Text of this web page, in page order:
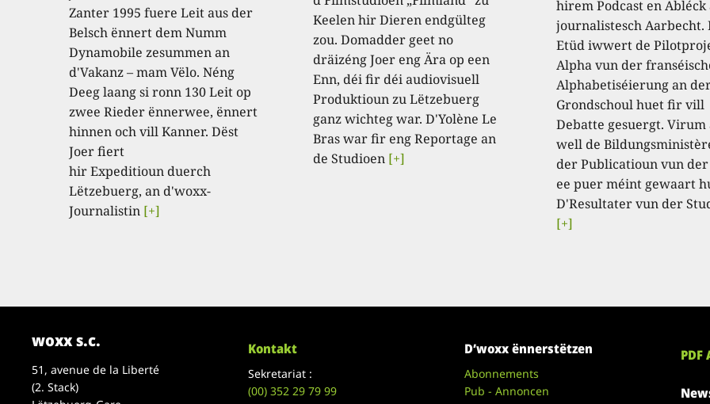
Zanter 1995 fuere Leit aus der
Belsch ënnert dem Numm
Dynamobile zesummen an
d'Vakanz – mam Vëlo. Néng
Deeg laang si ronn 130 Leit op
zwee Rieder ënnerwee, ënnert
hinnen och vill Kanner. Dëst
Joer fiert
hir Expeditioun duerch
Lëtzebuerg, an d'woxx-
Journalistin [+]
Keelen hir Dieren endgülteg
zou. Domadder geet no
dräizéng Joer eng Ära op een
Enn, déi fir déi audiovisuell
Produktioun zu Lëtzebuerg
ganz wichteg war. D'Yolène Le
Bras war fir eng Reportage an
de Studioen [+]
hirem Podcast en
journalistesch Aarbecht.
Etüd iwwert de
Alpha vun der
Alphabetiséierung an
Grondschoul huet fir vill
Debatte gesuergt. Virum
well de
der Publicatioun vun
ee puer méint gewaart
D'Resultater vun der
[+]
woxx s.c.
51, avenue de la Liberté
(2. Stack)
Kontakt
Sekretariat :
(00)352 29 79 99
D’woxx ënnerstëtzen
Abonnements
Pub - Annoncen